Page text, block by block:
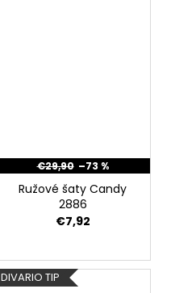
€29,90 –73 %
Ružové šaty Candy
2886
€7,92
DIVARIO TIP